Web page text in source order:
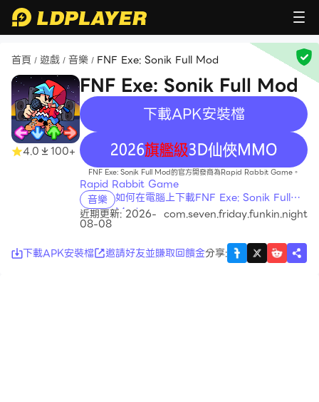
首頁 / 遊戲 / 音樂 / FNF Exe: Sonik Full Mod
4.0 100+
FNF Exe: Sonik Full Mod
下載APK安裝檔
recommend
FNF Exe: Sonik Full Mod的官方開發商為Rapid Rabbit Game。
Rapid Rabbit Game
音樂 如何在電腦上下載FNF Exe: Sonik Full
Mod
近期更新: 2026-
08-08
com.seven.friday.funkin.night
下載APK安裝檔 邀請好友並賺取回饋金分享: